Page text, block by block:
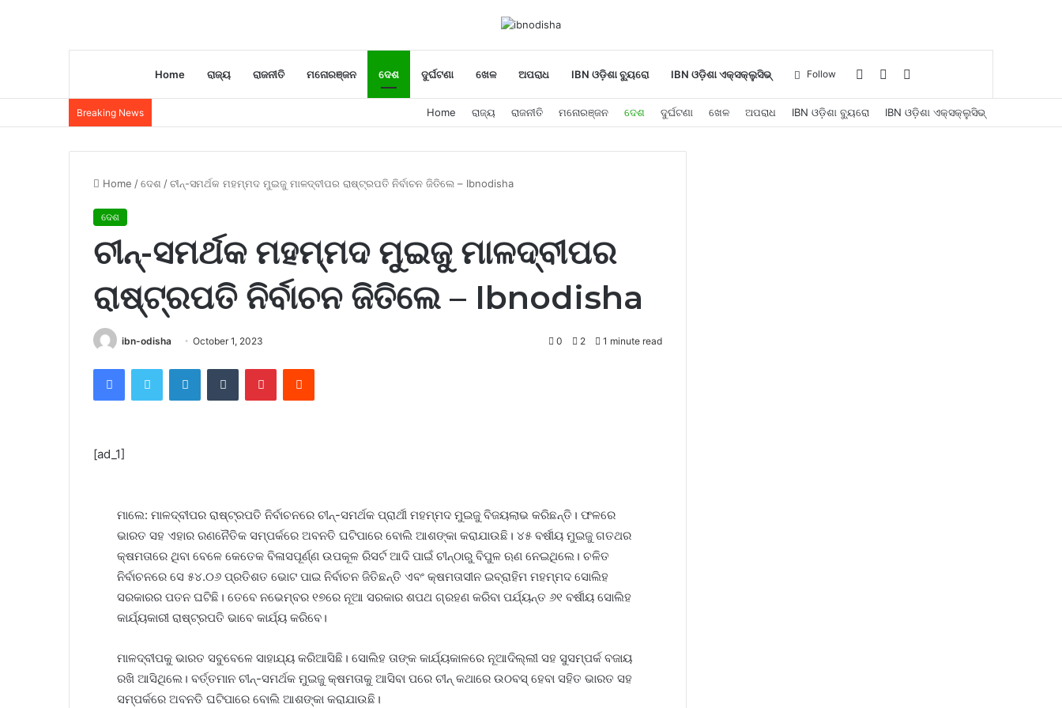
Home ରାଜ୍ୟ ରାଜନୀତି ମନୋରଞ୍ଜନ ଦେଶ ଦୁର୍ଘଟଣା ଖେଳ ଅପରାଧ IBN ଓଡ଼ିଶା ବ୍ୟୁରୋ IBN ଓଡ଼ିଶା ଏକ୍ସକ୍ଲୁସିଭ୍
for
Sidebar
Log
In
Follow
Breaking News Home ରାଜ୍ୟ ରାଜନୀତି ମନୋରଞ୍ଜନ ଦେଶ ଦୁର୍ଘଟଣା ଖେଳ ଅପରାଧ IBN ଓଡ଼ିଶା ବ୍ୟୁରୋ IBN ଓଡ଼ିଶା ଏକ୍ସକ୍ଲୁସିଭ୍
Home /ଦେଶ /ଚୀନ୍-ସମର୍ଥକ ମହମ୍ମଦ ମୁଇଜୁ ମାଳଦ୍ବୀପର ରାଷ୍ଟ୍ରପତି ନିର୍ବାଚନ ଜିତିଲେ – Ibnodisha
ଦେଶ
ଚୀନ୍-ସମର୍ଥକ ମହମ୍ମଦ ମୁଇଜୁ ମାଳଦ୍ବୀପର
ରାଷ୍ଟ୍ରପତି ନିର୍ବାଚନ ଜିତିଲେ – Ibnodisha
ibn-odisha October 1, 2023 0 2 1 minute read
FacebookTwitter LinkedInTumblr PinterestReddit
[ad_1]
ମାଲେ: ମାଳଦ୍ବୀପର ରାଷ୍ଟ୍ରପତି ନିର୍ବାଚନରେ ଚୀନ୍-ସମର୍ଥକ ପ୍ରାର୍ଥୀ ମହମ୍ମଦ ମୁଇଜୁ ବିଜୟଲାଭ କରିଛନ୍ତି। ଫଳରେ
ଭାରତ ସହ ଏହାର ରଣନୈତିକ ସମ୍ପର୍କରେ ଅବନତି ଘଟିପାରେ ବୋଲି ଆଶଙ୍କା କରାଯାଉଛି। ୪୫ ବର୍ଷୀୟ ମୁଇଜୁ ଗତଥର
କ୍ଷମତାରେ ଥିବା ବେଳେ କେତେକ ବିଳାସପୂର୍ଣ୍ଣ ଉପକୂଳ ରିସର୍ଟ ଆଦି ପାଇଁ ଚୀନ୍‌ଠାରୁ ବିପୁଳ ଋଣ ନେଇଥିଲେ। ଚଳିତ
ନିର୍ବାଚନରେ ସେ ୫୪.୦୬ ପ୍ରତିଶତ ଭୋଟ ପାଇ ନିର୍ବାଚନ ଜିତିଛନ୍ତି ଏବଂ କ୍ଷମତାସୀନ ଇବ୍ରାହିମ ମହମ୍ମଦ ସୋଲିହ
ସରକାରର ପତନ ଘଟିଛି। ତେବେ ନଭେମ୍ବର ୧୭ରେ ନୂଆ ସରକାର ଶପଥ ଗ୍ରହଣ କରିବା ପର୍ଯ୍ୟନ୍ତ ୬୧ ବର୍ଷୀୟ ସୋଲିହ
କାର୍ଯ୍ୟକାରୀ ରାଷ୍ଟ୍ରପତି ଭାବେ କାର୍ଯ୍ୟ କରିବେ।
ମାଳଦ୍ବୀପକୁ ଭାରତ ସବୁବେଳେ ସାହାଯ୍ୟ କରିଆସିଛି। ସୋଲିହ ତାଙ୍କ କାର୍ଯ୍ୟକାଳରେ ନୂଆଦିଲ୍ଲୀ ସହ ସୁସମ୍ପର୍କ ବଜାୟ
ରଖି ଆସିଥିଲେ। ବର୍ତ୍ତମାନ ଚୀନ୍-ସମର୍ଥକ ମୁଇଜୁ କ୍ଷମତାକୁ ଆସିବା ପରେ ଚୀନ୍ କଥାରେ ଉଠବସ୍ ହେବା ସହିତ ଭାରତ ସହ
ସମ୍ପର୍କରେ ଅବନତି ଘଟିପାରେ ବୋଲି ଆଶଙ୍କା କରାଯାଉଛି।